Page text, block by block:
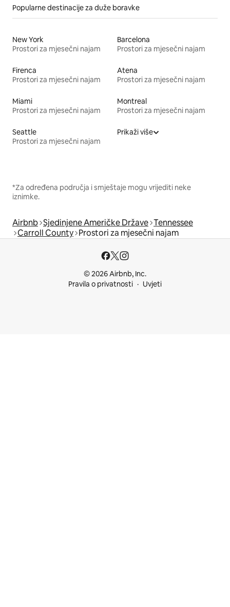
Popularne destinacije za duže boravke
New York
Prostori za mjesečni najam
Barcelona
Prostori za mjesečni najam
Firenca
Prostori za mjesečni najam
Atena
Prostori za mjesečni najam
Miami
Prostori za mjesečni najam
Montreal
Prostori za mjesečni najam
Seattle
Prostori za mjesečni najam
Prikaži više
*Za određena područja i smještaje mogu vrijediti neke
iznimke.
Airbnb Sjedinjene Američke Države Tennessee
Carroll County Prostori za mjesečni najam
© 2026 Airbnb, Inc.
Pravila o privatnosti
Uvjeti